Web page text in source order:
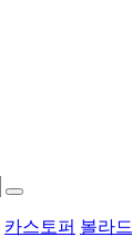
카스토퍼 볼라드